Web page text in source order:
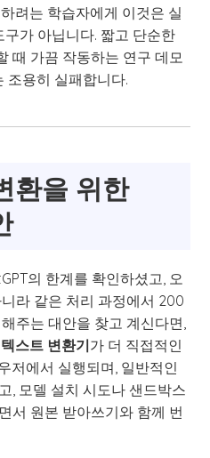
려는 학습자에게 이것은 실
가 아닙니다. 짧고 단순한
때 가끔 작동하는 연구 데모
조용히 실패합니다.
환을 위한
의 한계를 확인하셨고, 오
라 같은 처리 과정에서 200
주는 대안을 찾고 계신다면,
스트 변환기가 더 직접적인
저에서 실행되며, 일반적인
, 모델 설치 시도나 샌드박스
서 원본 받아쓰기와 함께 번